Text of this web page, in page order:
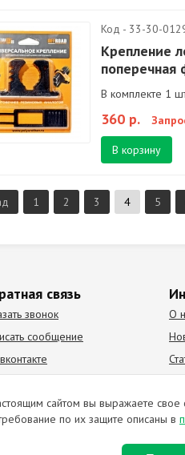
Код - 33-30-
Крепление
поперечная
В комплекте 1
360 р.
В корзину
1 2 3 4 5
связь
звонок
сообщение
О
сайтом вы выражаете
по их защите описаны в